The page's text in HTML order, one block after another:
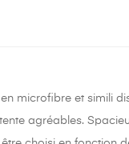
microfibre et simili
agréables.